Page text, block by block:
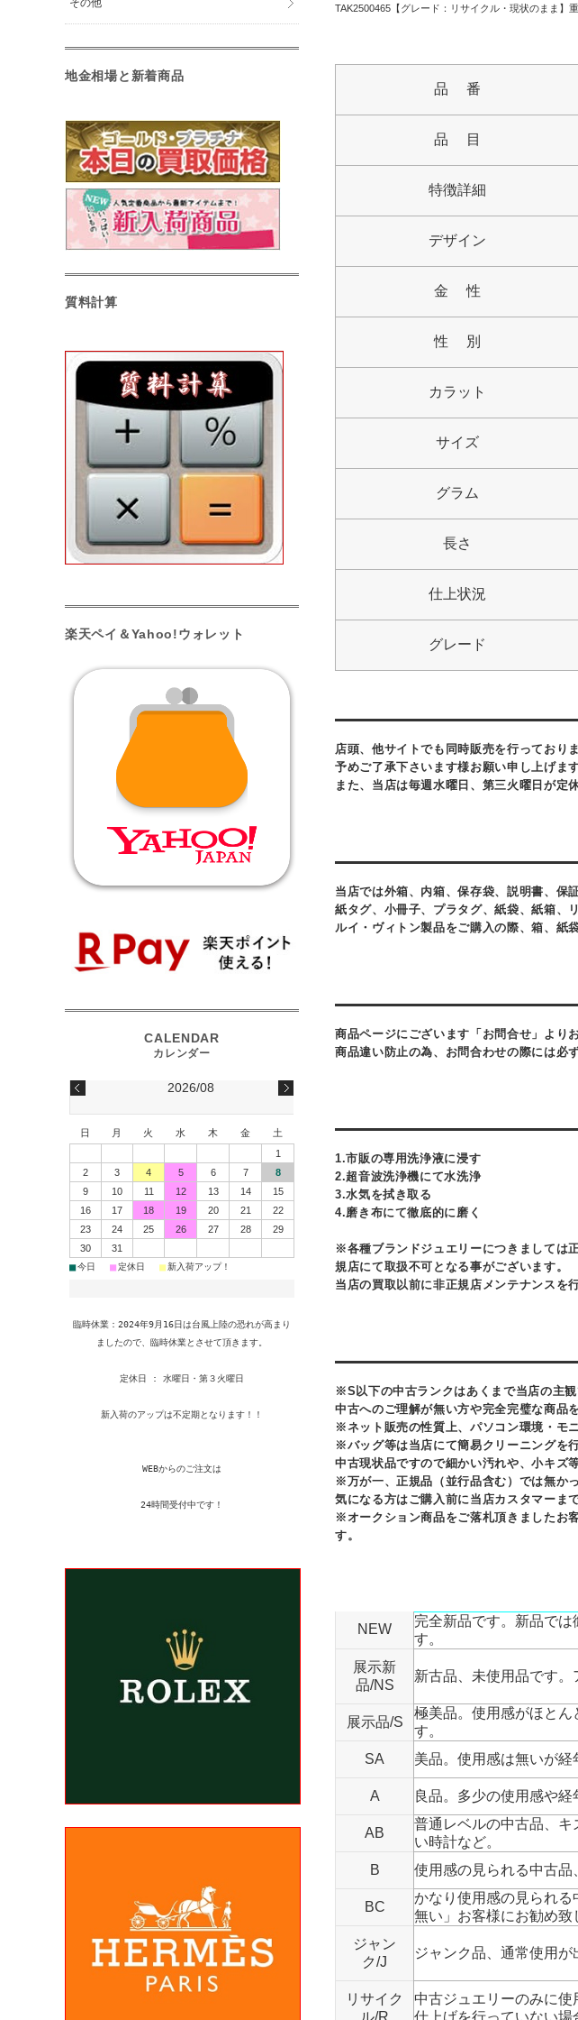
TAK2500465【グレード：リサイクル・現状のまま】
品 番
品 目
特徴詳細
デザイン
金 性
性 別
カラット
サイズ
グラム
長さ
仕上状況
グレード
店頭、他サイトでも同時販売を行っており
予めご了承下さいます様お願い申し上げます
また、当店は毎週水曜日、第三火曜日が定
当店では外箱、内箱、保存袋、説明書、保
紙タグ、小冊子、プラタグ、紙袋、紙箱、
ルイ・ヴィトン製品をご購入の際、箱、紙
商品ページにございます「お問合せ」より
商品違い防止の為、お問合わせの際には必
1.市販の専用洗浄液に浸す
2.超音波洗浄機にて水洗浄
3.水気を拭き取る
4.磨き布にて徹底的に磨く
※各種ブランドジュエリーにつきましては
規店にて取扱不可となる事がございます。
当店の買取以前に非正規店メンテナンスを
※S以下の中古ランクはあくまで当店の主観
中古へのご理解が無い方や完全完璧な商品
※ネット販売の性質上、パソコン環境・モ
※バッグ等は当店にて簡易クリーニングを
中古現状品ですので細かい汚れや、小キズ
※万が一、正規品（並行品含む）では無か
気になる方はご購入前に当店カスタマーま
※オークション商品をご落札頂きましたお
す。
NEW
完全新品です。新品で
す。
展示新
品/NS
新古品、未使用品です。
展示品/S
極美品。使用感がほと
す。
SA
美品。使用感は無いが経
A 良品。多少の使用感や
AB
普通レベルの中古品、
い時計など。
B
使用感の見られる中古品
BC
かなり使用感の見られ
無い」お客様にお勧め致
ジャン
ク/J
ジャンク品、通常使用
リサイク
中古ジュエリーのみに
その他
地金相場と新着商品
質料計算
楽天ペイ＆Yahoo!ウォレット
2026/08
日 月 火 水 木 金
土
1
2
3 4 5 6 7
8
9
10 11 12 13 14
15
16
17 18 19 20 21
22
23
24 25 26 27 28
29
30
31
■今日 ■定休日 ■新入荷アップ！
臨時休業：2024年9月16日は台風上陸の恐れが高まり
ましたので、臨時休業とさせて頂きます。
定休日 : 水曜日・第３火曜日
新入荷のアップは不定期となります！！
WEBからのご注文は
24時間受付中です！